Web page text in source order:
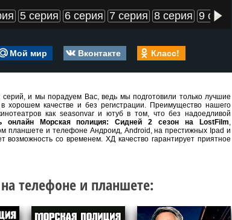
5 серия 6 серия 7 серия 8 серия 9 серия
Мой мир Вконтакте Класс!
и мы порадуем Вас, ведь мы подготовили только лучшие
качестве и без регистрации. Преимущество нашего
как seasonvar и ютуб в том, что без надоедливой
онлайн Морская полиция: Сидней 2 сезон на LostFilm,
планшете и телефоне Андроид, Android, на престижных Ipad и
возможность со временем. ХД качество гарантирует приятное
телефоне и планшете: